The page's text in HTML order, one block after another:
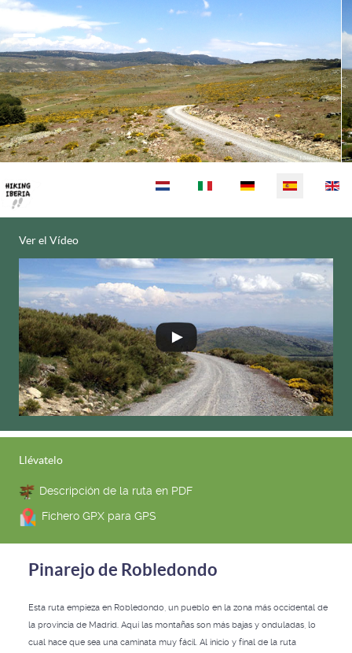
Seleccione su idioma
Ver el Vídeo
Llévatelo
Descripción de la ruta en PDF
Fichero GPX para GPS
Pinarejo de Robledondo
Esta ruta empieza en Robledondo, un pueblo en la zona más occidental de
la provincia de Madrid. Aquí las montañas son más bajas y onduladas, lo
cual hace que sea una caminata muy fácil. Al inicio y final de la ruta